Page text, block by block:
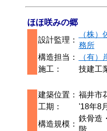
ほほ咲みの郷
設計監理：
（株
務所
構造担当：
（有
施工：
技建工
建築位置： 福井市
工期：
'18年8
構造規模：
鉄骨造
階